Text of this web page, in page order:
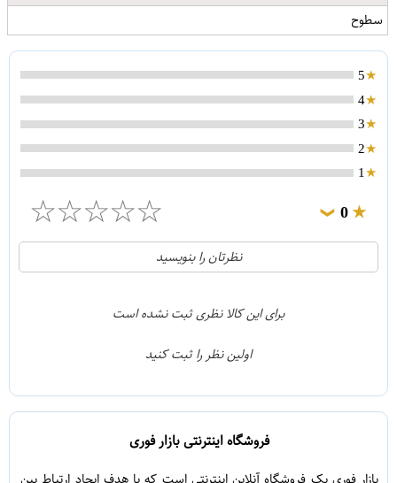
سطوح
5
4
3
2
1
0
❯
☆
☆
☆
☆
☆
0
0
نظرتان را بنویسید
برای این کالا نظری ثبت نشده است
اولین نظر را ثبت کنید
فروشگاه اینترنتی بازار فوری